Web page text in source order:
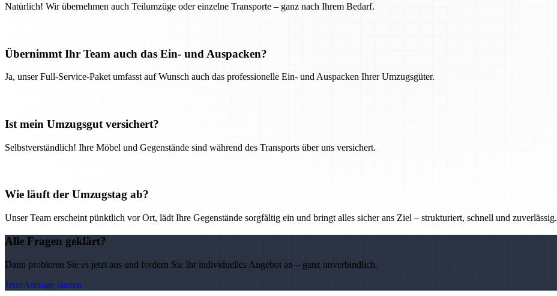
Natürlich! Wir übernehmen auch Teilumzüge oder einzelne Transporte – ganz nach Ihrem Bedarf.
Übernimmt Ihr Team auch das Ein- und Auspacken?
Ja, unser Full-Service-Paket umfasst auf Wunsch auch das professionelle Ein- und Auspacken Ihrer Umzugsgüter.
Ist mein Umzugsgut versichert?
Selbstverständlich! Ihre Möbel und Gegenstände sind während des Transports über uns versichert.
Wie läuft der Umzugstag ab?
Unser Team erscheint pünktlich vor Ort, lädt Ihre Gegenstände sorgfältig ein und bringt alles sicher ans Ziel – strukturiert, schnell und zuverlässig.
Alle Fragen geklärt?
Dann probieren Sie es jetzt aus und fordern Sie Ihr individuelles Angebot an – ganz unverbindlich.
Jetzt Anfrage starten